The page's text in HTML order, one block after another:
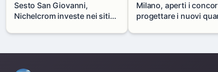
Sesto San Giovanni,
Nichelcrom investe nei siti
capannone per fare spazio a
Milano, aperti i
progettare i nuovi
Mare